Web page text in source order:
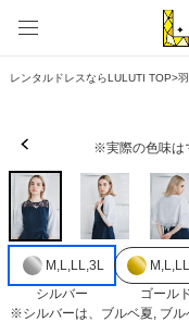
レンタルドレスならLULUTI TOP>
※実際の色味は
M,L,LL,3L
シルバー
ゴール
※シルバーは、 ブルベ夏, ブル